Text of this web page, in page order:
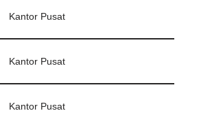
Kantor Pusat
Kantor Pusat
Kantor Pusat